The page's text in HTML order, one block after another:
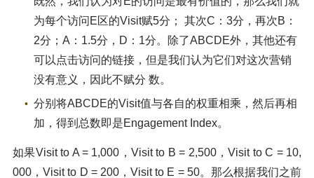
为每个访问E区的Visit赋5分； 其次C：3分，再次B：
2分；A：1.5分，D：1分。除了ABCDE外，其他还有
可以点击访问的链接，但是我们认为它们对这次营销
没有意义，因此不赋分 数。
分别将ABCDE的Visit值与各自的权重相乘，然后再相
加，得到总数即是Engagement Index。
如果Visit to A = 1,000，Visit to B = 2,500，Visit to C = 10,
000，Visit to D = 200，Visit to E = 50。那么根据我们之前